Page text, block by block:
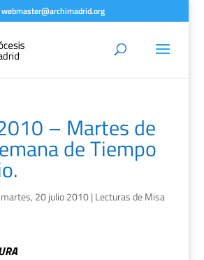
webmaster@archimadrid.org
– Martes de
de Tiempo
martes, 20 julio 2010| Lecturas de Misa